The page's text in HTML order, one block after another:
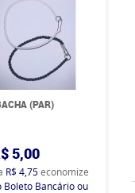
(PAR)
5,00
R$ 4,75economize
Boleto Bancário ou